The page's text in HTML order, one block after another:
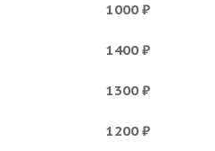
1000 ₽
1400 ₽
1300 ₽
1200 ₽